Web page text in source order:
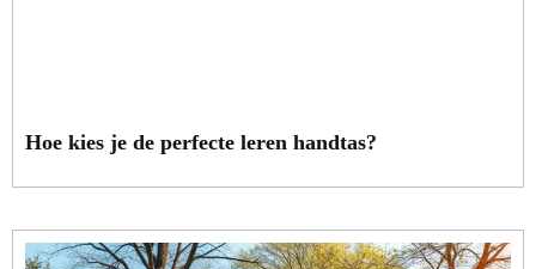
Hoe kies je de perfecte leren handtas?